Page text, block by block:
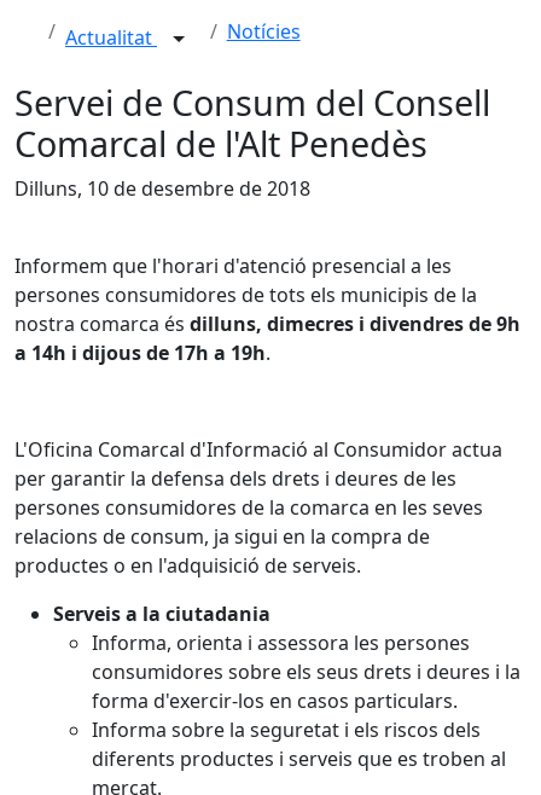
Actualitat Notícies
Servei de Consum del Consell
Comarcal de l'Alt Penedès
Dilluns, 10 de desembre de 2018
Informem que l'horari d'atenció presencial a les
persones consumidores de tots els municipis de la
nostra comarca és dilluns, dimecres i divendres de 9h
a 14h i dijous de 17h a 19h.
L'Oficina Comarcal d'Informació al Consumidor actua
per garantir la defensa dels drets i deures de les
persones consumidores de la comarca en les seves
relacions de consum, ja sigui en la compra de
productes o en l'adquisició de serveis.
Serveis a la ciutadania
Informa, orienta i assessora les persones
consumidores sobre els seus drets i deures i la
forma d'exercir-los en casos particulars.
Informa sobre la seguretat i els riscos dels
diferents productes i serveis que es troben al
mercat.